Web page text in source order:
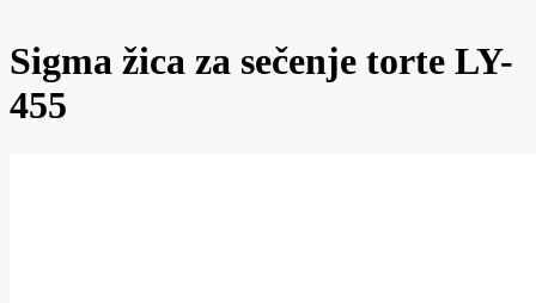
Sigma žica za sečenje torte LY-
455